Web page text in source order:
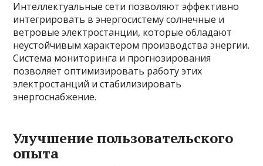
Интеллектуальные сети позволяют эффективно
интегрировать в энергосистему солнечные и
ветровые электростанции, которые обладают
неустойчивым характером производства энергии.
Система мониторинга и прогнозирования
позволяет оптимизировать работу этих
электростанций и стабилизировать
энергоснабжение.
Улучшение пользовательского
опыта